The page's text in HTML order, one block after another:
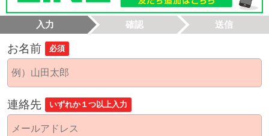
入力 確認 送信
お名前 必須
連絡先 いずれか１つ以上入力